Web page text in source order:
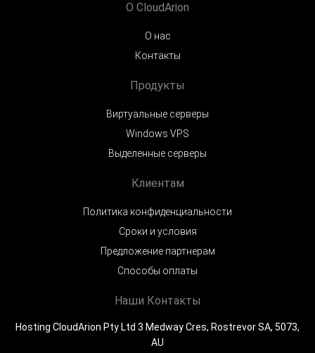
О CloudArion
О нас
Контакты
Продукты
Виртуальные серверы
Windows VPS
Выделенные серверы
Клиентам
Политика конфиденциальности
Сроки и условия
Предложение партнерам
Способы оплаты
Наши Контакты
Hosting CloudArion Pty Ltd 3 Medway Cres, Rostrevor SA, 5073,
AU